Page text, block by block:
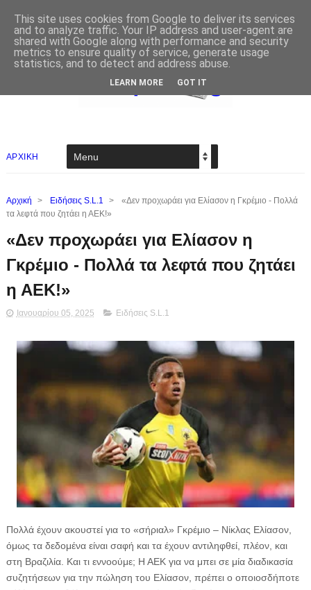
ΑΡΧΙΚΗ
Αρχική > Ειδήσεις S.L.1 >
«Δεν προχωράει για Ελίασον η Γκρέμιο - Πολλά
τα λεφτά που ζητάει η ΑΕΚ!»
«Δεν προχωράει για Ελίασον η
Γκρέμιο - Πολλά τα λεφτά που ζητάει
η ΑΕΚ!»
Ιανουαρίου 05, 2025 Ειδήσεις S.L.1
Πολλά έχουν ακουστεί για το «σήριαλ» Γκρέμιο – Νίκλας Ελίασον,
όμως τα δεδομένα είναι σαφή και τα έχουν αντιληφθεί, πλέον, και
στη Βραζιλία. Και τι εννοούμε; Η ΑΕΚ για να μπει σε μία διαδικασία
συζητήσεων για την πώληση του Ελίασον, πρέπει ο οποιοσδήποτε
This site uses cookies from Google to deliver its services
and to analyze traffic. Your IP address and user-agent are
shared with Google along with performance and security
metrics to ensure quality of service, generate usage
statistics, and to detect and address abuse.
LEARN MORE GOT IT